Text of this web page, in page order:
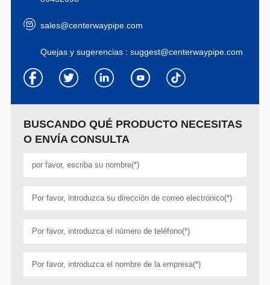
sales@centerwaypipe.com
Quejas y sugerencias : suggest@centerwaypipe.com
BUSCANDO QUÉ PRODUCTO NECESITAS
O ENVÍA CONSULTA